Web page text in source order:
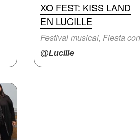
XO FEST: KISS LAND
EN LUCILLE
@Lucille